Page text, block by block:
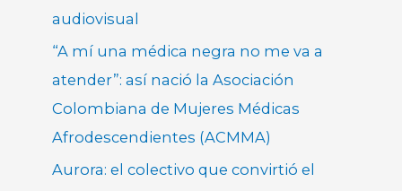
audiovisual
“A mí una médica negra no me va a
atender”: así nació la Asociación
Colombiana de Mujeres Médicas
Afrodescendientes (ACMMA)
Aurora: el colectivo que convirtió el